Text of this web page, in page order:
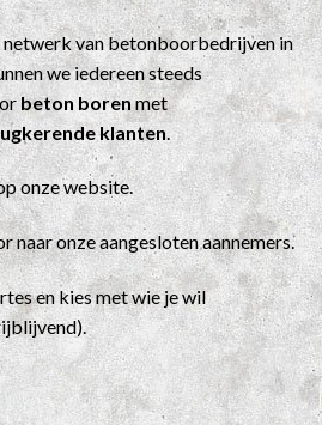
netwerk van betonboorbedrijven in
we iedereen steeds
beton borenmet
klanten
onze website.
naar onze aangesloten aannemers.
en kies met wie je wil